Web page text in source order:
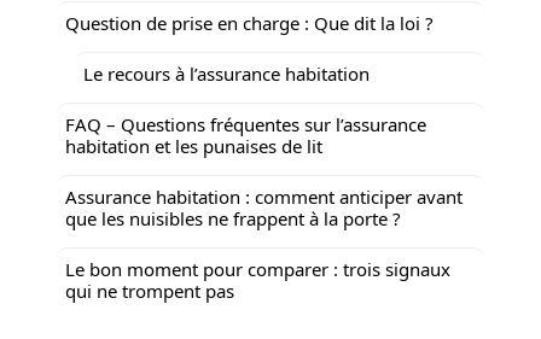
Question de prise en charge : Que dit la loi ?
Le recours à l’assurance habitation
FAQ – Questions fréquentes sur l’assurance
habitation et les punaises de lit
Assurance habitation : comment anticiper avant
que les nuisibles ne frappent à la porte ?
Le bon moment pour comparer : trois signaux
qui ne trompent pas